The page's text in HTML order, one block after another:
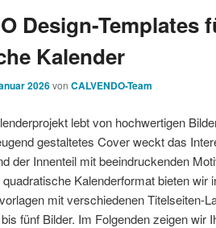
Design-Templates
Kalender
2026von CALVENDO-Team
lebt von hochwertigen
gestaltetes Cover weckt das
der Innenteil mit beeindruckenden
Kalenderformat bieten wir
mit verschiedenen Titelseiten-
fünf Bilder. Im Folgenden zeigen wir